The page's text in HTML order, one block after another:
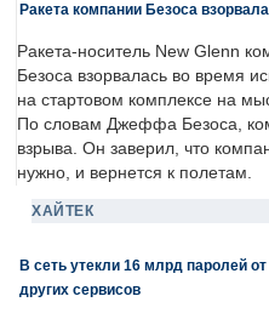
Ракета компании Безоса
Ракета-носитель New Glenn
Безоса взорвалась во время
на стартовом комплексе на
По словам Джеффа Безоса,
взрыва. Он заверил, что
нужно, и вернется к полетам.
ХАЙТЕК
В сеть утекли 16 млрд паролей
других сервисов